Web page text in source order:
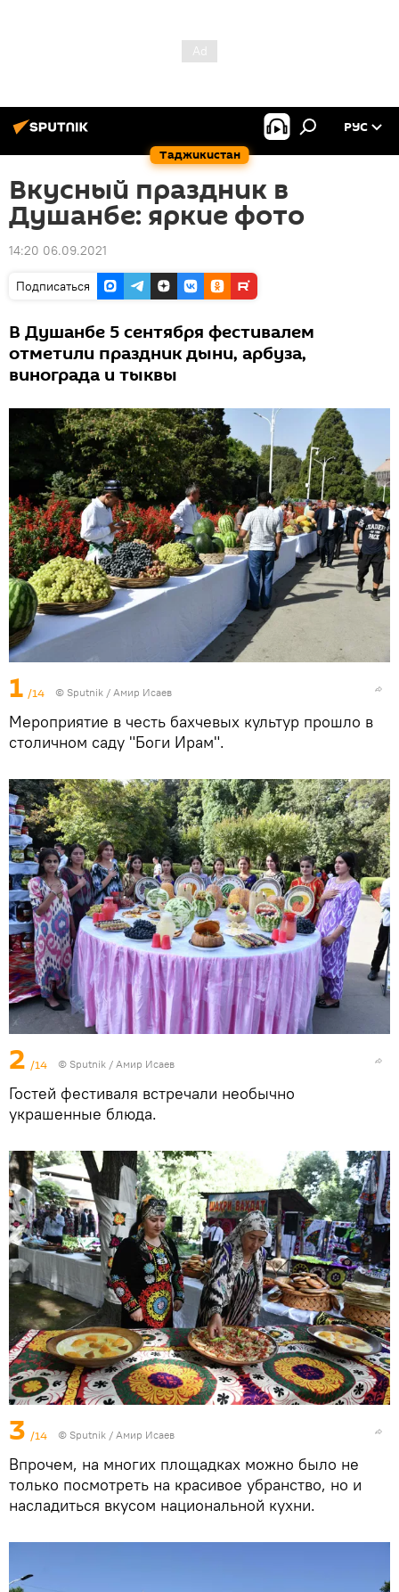
Таджикистан
РУС
Вкусный праздник в
Душанбе: яркие фото
14:20 06.09.2021
Подписаться
В Душанбе 5 сентября фестивалем
отметили праздник дыни, арбуза,
винограда и тыквы
1 /14 © Sputnik / Амир Исаев
Мероприятие в честь бахчевых культур прошло в
столичном саду "Боги Ирам".
2 /14 © Sputnik / Амир Исаев
Гостей фестиваля встречали необычно
украшенные блюда.
3 /14 © Sputnik / Амир Исаев
Впрочем, на многих площадках можно было не
только посмотреть на красивое убранство, но и
насладиться вкусом национальной кухни.